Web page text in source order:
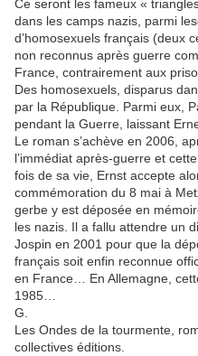
Ce seront les fameux «
dans les camps nazis, parmi
d’homosexuels français (deux
non reconnus après guerre
France, contrairement aux
Des homosexuels, disparus
par la République. Parmi eux,
pendant la Guerre, laissant
Le roman s’achève en 2006,
l’immédiat après-guerre et
fois de sa vie, Ernst accepte
commémoration du 8 mai à
gerbe y est déposée en
les nazis. Il a fallu attendre un
Jospin en 2001 pour que la
français soit enfin reconnue
en France… En Allemagne,
1985…
G.
Les Ondes de la tourmente,
collectives éditions.